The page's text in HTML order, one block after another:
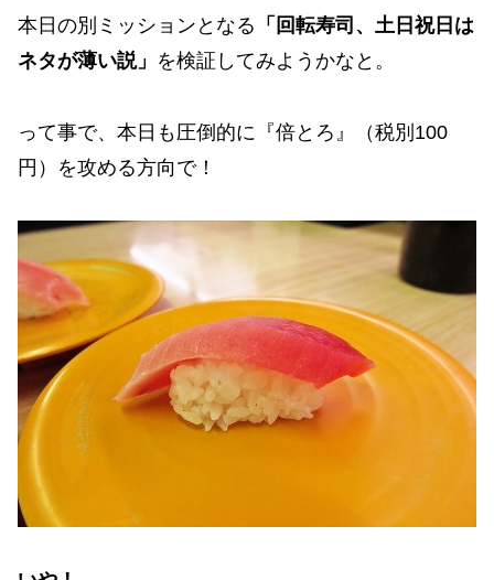
本日の別ミッションとなる 「回転寿司、土日祝日は
ネタが薄い説」 を検証してみようかなと。
って事で、本日も圧倒的に『倍とろ』（税別100
円）を攻める方向で！